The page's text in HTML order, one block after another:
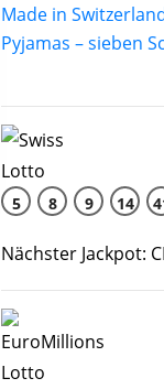
Made in
Pyjamas – sieben
5 8 9 14
Nächster Jackpot: